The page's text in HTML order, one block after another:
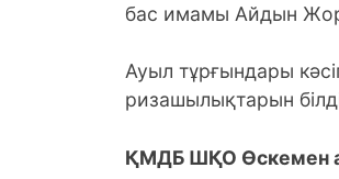
бас имамы Айдын
Ауыл тұрғындары
ризашылықтарын
ҚМДБ ШҚО Өскемен